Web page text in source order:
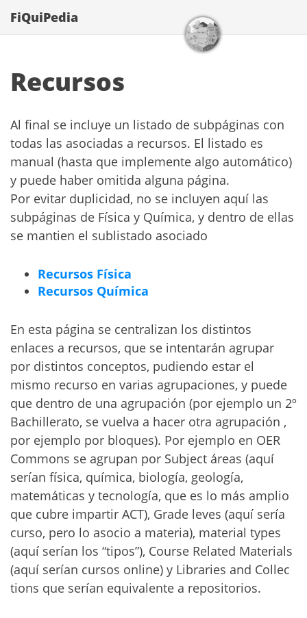
FiQuiPedia
Recursos
Al final se incluye un listado de subpáginas con
todas las asociadas a recursos. El listado es
manual (hasta que implemente algo automático)
y puede haber omitida alguna página.
Por evitar duplicidad, no se incluyen aquí las
subpáginas de Física y Química, y dentro de ellas
se mantien el sublistado asociado
Recursos Física
Recursos Química
En esta página se centralizan los distintos
enlaces a recursos, que se intentarán agrupar
por distintos conceptos, pudiendo estar el
mismo recurso en varias agrupaciones, y puede
que dentro de una agrupación (por ejemplo un 2º
Bachillerato, se vuelva a hacer otra agrupación ,
por ejemplo por bloques). Por ejemplo en OER
Commons se agrupan por Subject áreas (aquí
serían física, química, biología, geología,
matemáticas y tecnología, que es lo más amplio
que cubre impartir ACT), Grade leves (aquí sería
curso, pero lo asocio a materia), material types
(aquí serían los “tipos”), Course Related Materials
(aquí serían cursos online) y Libraries and Collec
tions que serían equivalente a repositorios.